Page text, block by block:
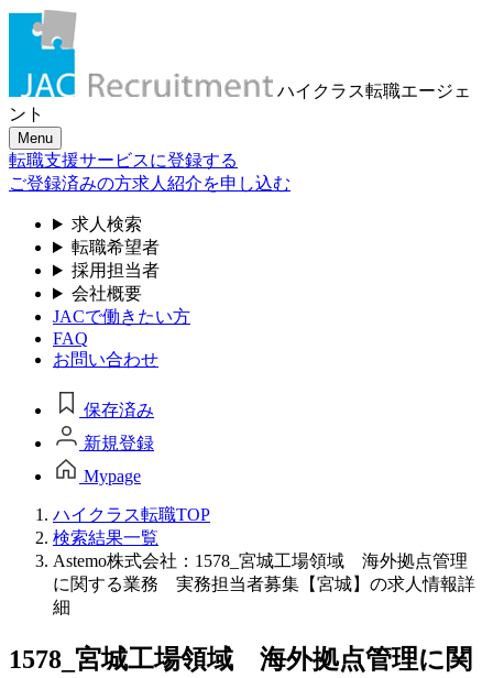
ハイクラス転職エージェ
ント
Menu
転職支援サービスに登録する
ご登録済みの方求人紹介を申し込む
求人検索
転職希望者
採用担当者
会社概要
JACで働きたい方
FAQ
お問い合わせ
保存済み
新規登録
Mypage
ハイクラス転職TOP
検索結果一覧
Astemo株式会社：1578_宮城工場領域 海外拠点管理
に関する業務 実務担当者募集【宮城】の求人情報詳
細
1578_宮城工場領域 海外拠点管理に関